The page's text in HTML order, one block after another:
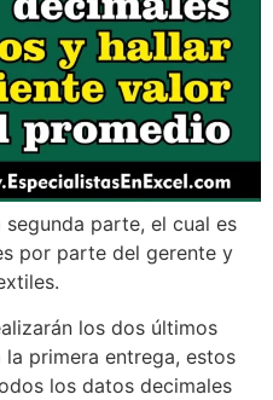
parte, el cual es
por parte del gerente y
los dos últimos
primera entrega, estos
los datos decimales